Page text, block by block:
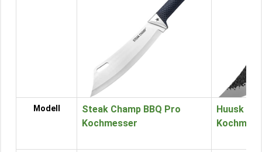
Modell
Steak Champ BBQ Pro
Kochmesser
Huusk